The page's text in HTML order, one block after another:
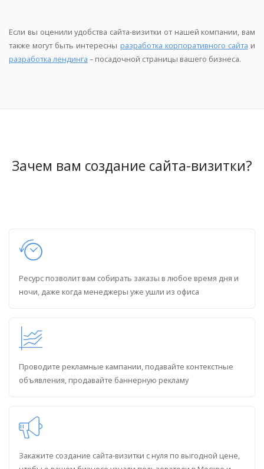
Если вы оценили удобства сайта-визитки от нашей компании, вам
также могут быть интересны разработка корпоративного сайта и
разработка лендинга – посадочной страницы вашего бизнеса.
Зачем вам создание сайта-визитки?
Ресурс позволит вам собирать заказы в любое время дня и
ночи, даже когда менеджеры уже ушли из офиса
Проводите рекламные кампании, подавайте контекстные
объявления, продавайте баннерную рекламу
Закажите создание сайта-визитки с нуля по выгодной цене,